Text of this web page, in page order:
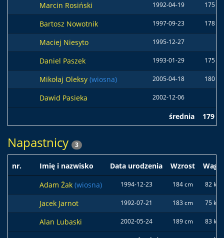
Marcin Rosiński 1992-04-19 175
Bartosz Nowotnik 1997-09-23 178
Maciej Niesyto 1995-12-27
Daniel Paszek 1993-01-29 175
Mikołaj Oleksy (wiosna) 2005-04-18 180
Dawid Pasieka 2002-12-06
średnia 179
Napastnicy 3
nr. Imię i nazwisko Data urodzenia Wzrost
Waga
Adam Żak (wiosna) 1994-12-23 184 cm 82 kg
Jacek Jarnot 1992-07-21 183 cm 75 kg
Alan Lubaski 2002-05-24 189 cm 83 kg